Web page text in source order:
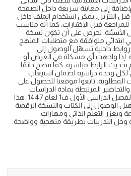
الدراسي الأول ف1، بالإضافة إلى معاينة سريعة داخل الصفحة
التنزيل. يمكن استخدام الملف داخل
للمراجعة قبل الاختبارات، كما أنه مناسب
حل الأسئلة. نحرص على أن تكون نسخة
ابتدائي متوافقة مع متطلبات المنهج
داخلية تسهّل الوصول إلى
إذا واجهت أي مشكلة في العرض أو
تحديث الرابط مباشرة. كما ننصح دائمًا
لكل وحدة دراسية لضمان استيعاب
المطلوبة. تابعوا موقعنا للحصول على
والتحاضير المرتبطة بمادة الدراسات
الاسلامية للصف ثاني ابتدائي الفصل الدراسي الأول ف1 لعام 1447. هذا
الوصول إلى الكتاب والنسخة الرقمية
ويعزز التعلم الذاتي ومهارات
وحل التدريبات بطريقة منهجية وواضحة.